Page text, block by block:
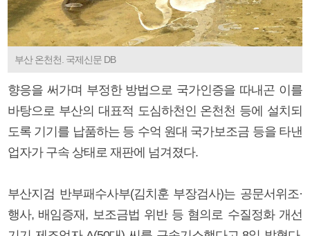
부산 온천천. 국제신문 DB
향응을 써가며 부정한 방법으로 국가인증을 따내곤 이를
바탕으로 부산의 대표적 도심하천인 온천천 등에 설치되
도록 기기를 납품하는 등 수억 원대 국가보조금 등을 타낸
업자가 구속 상태로 재판에 넘겨졌다.
부산지검 반부패수사부(김치훈 부장검사)는 공문서위조·
행사, 배임증재, 보조금법 위반 등 혐의로 수질정화 개선